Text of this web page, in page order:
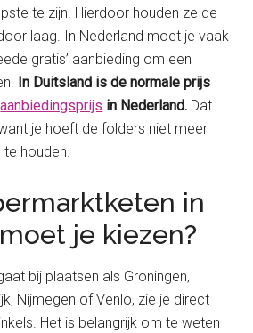
te zijn. Hierdoor houden ze de
laag. In Nederland moet je vaak
gratis’ aanbieding om een
In Duitsland is de normale prijs
aanbiedingsprijs in Nederland. Dat
je hoeft de folders niet meer
houden.
in
je kiezen?
bij plaatsen als Groningen,
Nijmegen of Venlo, zie je direct
Het is belangrijk om te weten